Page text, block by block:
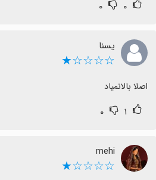
۰ ۰
یسنا
☆☆☆☆★
اصلا بالانمیاد
۱ ۰
mehi
☆☆☆☆★